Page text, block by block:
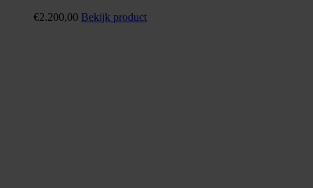
€2.200,00 Bekijk product